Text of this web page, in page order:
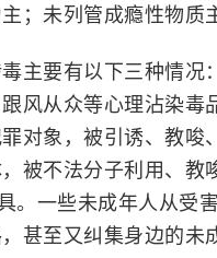
；未列管成瘾性物质
主要有以下三种情况
风从众等心理沾染毒
对象，被引诱、教唆
被不法分子利用、
。一些未成年人从受
甚至又纠集身边的